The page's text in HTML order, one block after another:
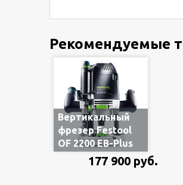
Рекомендуемые
Вертикальный
фрезер Festool
OF 2200 EB-Plus
574349/576215,
2.2 кВт, цанги 8 и
177 900 руб.